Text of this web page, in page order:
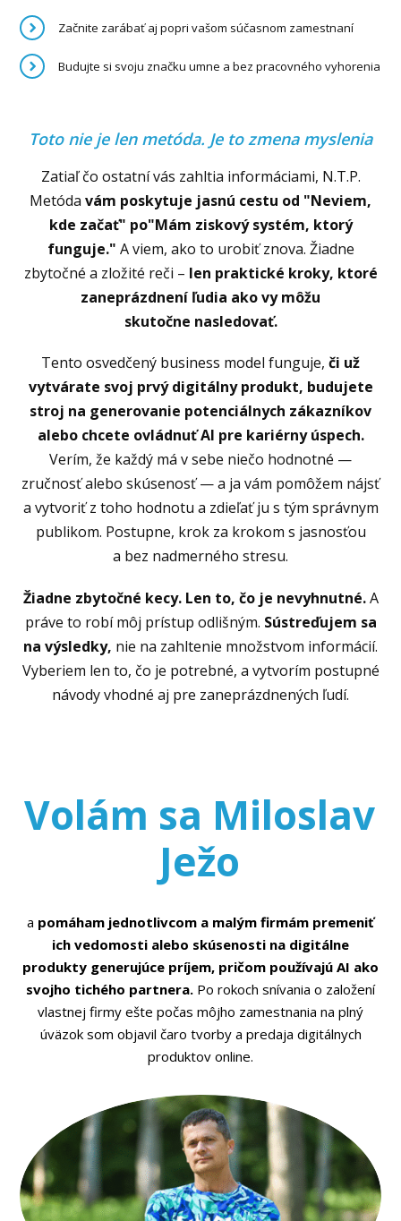
Začnite zarábať aj popri vašom súčasnom zamestnaní
Budujte si svoju značku umne a bez pracovného vyhorenia
Toto nie je len metóda. Je to zmena myslenia
Zatiaľ čo ostatní vás zahltia informáciami, N.T.P.
Metóda vám poskytuje jasnú cestu od "Neviem,
kde začať" po"Mám ziskový systém, ktorý
funguje." A viem, ako to urobiť znova. Žiadne
zbytočné a zložité reči – len praktické kroky, ktoré
zaneprázdnení ľudia ako vy môžu
skutočne nasledovať.
Tento osvedčený business model funguje, či už
vytvárate svoj prvý digitálny produkt, budujete
stroj na generovanie potenciálnych zákazníkov
alebo chcete ovládnuť AI pre kariérny úspech.
Verím, že každý má v sebe niečo hodnotné —
zručnosť alebo skúsenosť — a ja vám pomôžem nájsť
a vytvoriť z toho hodnotu a zdieľať ju s tým správnym
publikom. Postupne, krok za krokom s jasnosťou
a bez nadmerného stresu.
Žiadne zbytočné kecy. Len to, čo je nevyhnutné.A
práve to robí môj prístup odlišným. Sústreďujem sa
na výsledky, nie na zahltenie množstvom informácií.
Vyberiem len to, čo je potrebné, a vytvorím postupné
návody vhodné aj pre zaneprázdnených ľudí.
Volám sa Miloslav
Ježo
a pomáham jednotlivcom a malým firmám premeniť
ich vedomosti alebo skúsenosti na digitálne
produkty generujúce príjem, pričom používajú AI ako
svojho tichého partnera. Po rokoch snívania o založení
vlastnej firmy ešte počas môjho zamestnania na plný
úväzok som objavil čaro tvorby a predaja digitálnych
produktov online.